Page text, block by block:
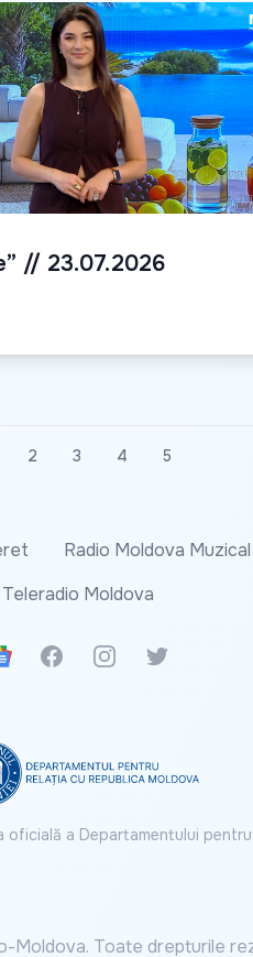
// 23.07.2026
2 3 4 5
Radio Moldova Muzical
Teleradio Moldova
News
FacebookInstagramTwitter
a Departamentului
Moldova. Toate drepturile